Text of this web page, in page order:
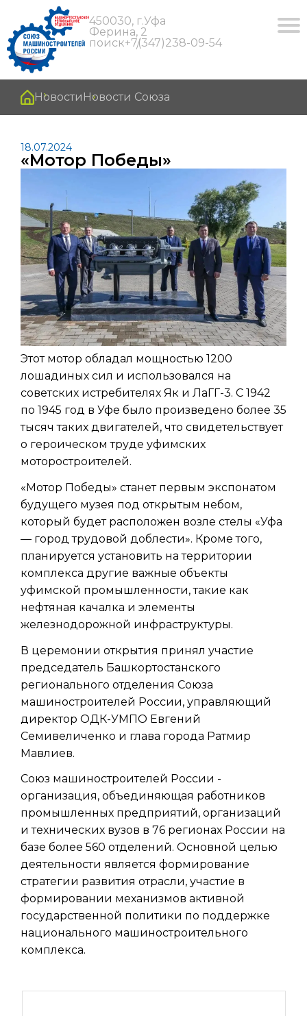
450030, г.Уфа
Ферина, 2
поиск+7(347)238-09-54
Новости Новости Союза
18.07.2024
«Мотор Победы»
Этот мотор обладал мощностью 1200
лошадиных сил и использовался на
советских истребителях Як и ЛаГГ-3. С 1942
по 1945 год в Уфе было произведено более 35
тысяч таких двигателей, что свидетельствует
о героическом труде уфимских
моторостроителей.
«Мотор Победы» станет первым экспонатом
будущего музея под открытым небом,
который будет расположен возле стелы «Уфа
— город трудовой доблести». Кроме того,
планируется установить на территории
комплекса другие важные объекты
уфимской промышленности, такие как
нефтяная качалка и элементы
железнодорожной инфраструктуры.
В церемонии открытия принял участие
председатель Башкортостанского
регионального отделения Союза
машиностроителей России, управляющий
директор ОДК-УМПО Евгений
Семивеличенко и глава города Ратмир
Мавлиев.
Союз машиностроителей России -
организация, объединяющая работников
промышленных предприятий, организаций
и технических вузов в 76 регионах России на
базе более 560 отделений. Основной целью
деятельности является формирование
стратегии развития отрасли, участие в
формировании механизмов активной
государственной политики по поддержке
национального машиностроительного
комплекса.